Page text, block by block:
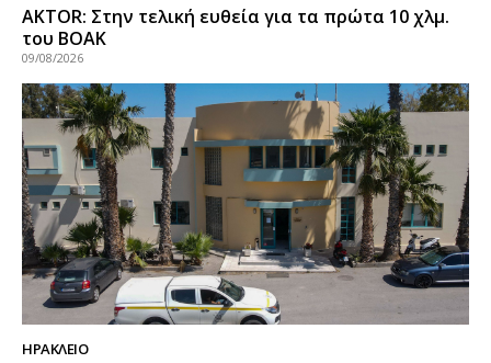
AKTOR: Στην τελική ευθεία για τα πρώτα 10 χλμ.
του ΒΟΑΚ
09/08/2026
ΗΡΑΚΛΕΙΟ